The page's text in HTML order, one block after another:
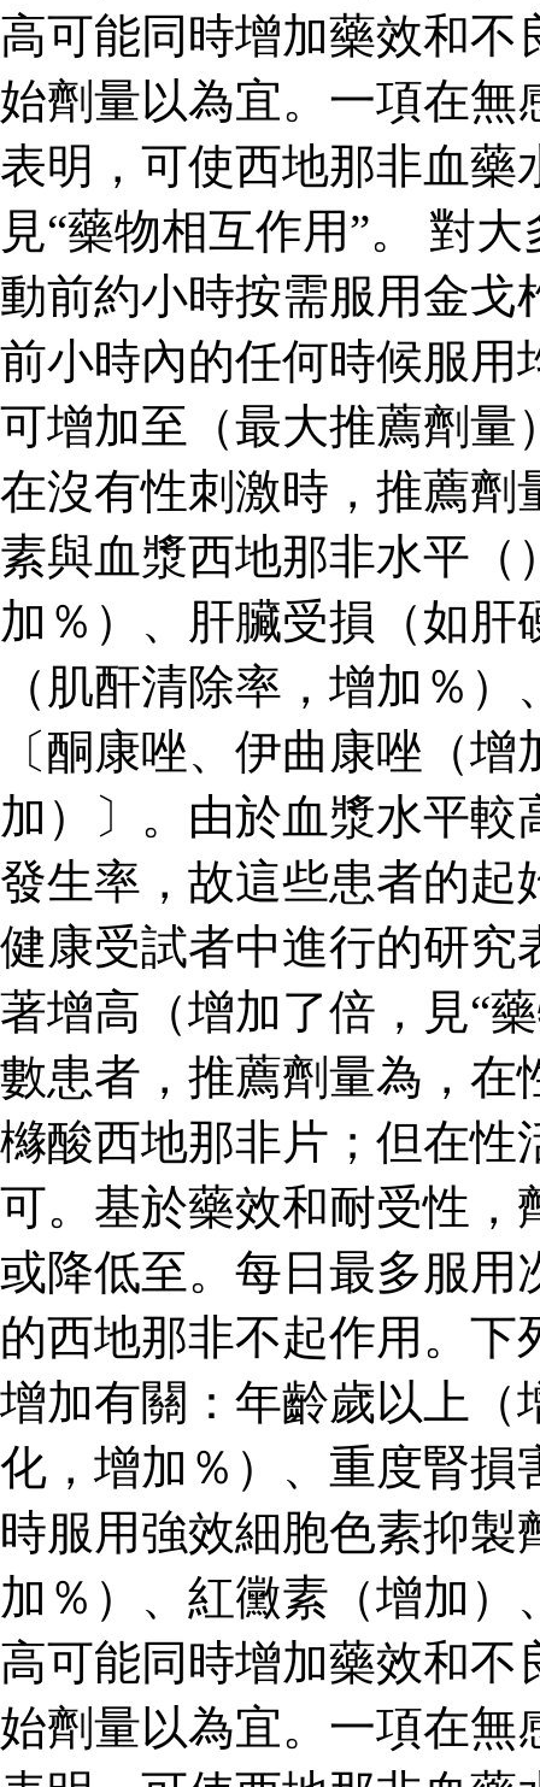
高可能同時增加藥效和不
始劑量以為宜。一項在無
表明，可使西地那非血藥
見“藥物相互作用”。 對
動前約小時按需服用金戈
前小時內的任何時候服用
可增加至（最大推薦劑量
在沒有性刺激時，推薦劑
素與血漿西地那非水平（
加％）、肝臟受損（如
（肌酐清除率，增加％
〔酮康唑、伊曲康唑（
加）〕。由於血漿水平
發生率，故這些患者的起
健康受試者中進行的研究
著增高（增加了倍，見“
數患者，推薦劑量為，在
櫞酸西地那非片；但在性
可。基於藥效和耐受性，
或降低至。每日最多服用
的西地那非不起作用。
增加有關：年齡歲以上（
化，增加％）、重度腎損
時服用強效細胞色素抑
加％）、紅黴素（增加
高可能同時增加藥效和不
始劑量以為宜。一項在無